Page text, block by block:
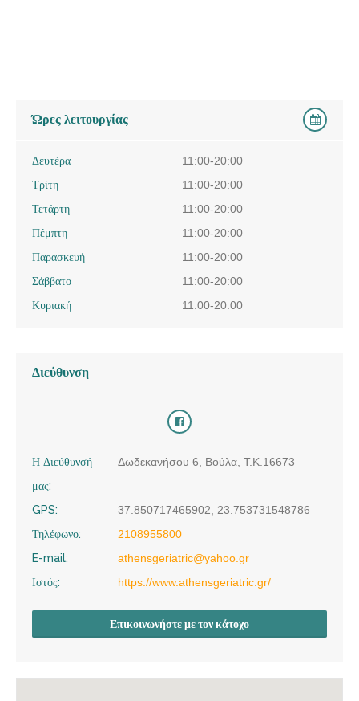
Ώρες λειτουργίας
Δευτέρα
11:00-20:00
Τρίτη
11:00-20:00
Τετάρτη
11:00-20:00
Πέμπτη
11:00-20:00
Παρασκευή
11:00-20:00
Σάββατο
11:00-20:00
Κυριακή
11:00-20:00
Διεύθυνση
Η Διεύθυνσή
μας:
Δωδεκανήσου 6, Βούλα, Τ.Κ.16673
GPS:
37.850717465902, 23.753731548786
Τηλέφωνο:
2108955800
E-mail:
athensgeriatric@yahoo.gr
Ιστός:
https://www.athensgeriatric.gr/
Επικοινωνήστε με τον κάτοχο